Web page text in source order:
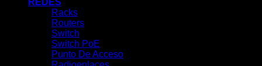
REDES
Racks
Routers
Switch
Switch PoE
Punto De Acceso